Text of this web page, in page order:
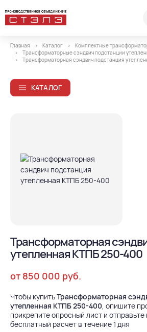
Главная Каталог
Комплектные
Трансформаторные сэндвич подстанции
Трансформаторная сэндвич подстанция
КАТАЛОГ
Трансформаторная
утепленная КТПБ 250-400
от 850 000 руб.
Чтобы купитьТрансформаторная
утепленная КТПБ 250-400, опишите
прикрепите опросный лист и
бесплатный расчет в течение 1 дня